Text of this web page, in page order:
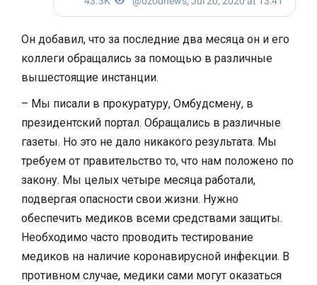
Он добавил, что за последние два месяца он и его
коллеги обращались за помощью в различные
вышестоящие инстанции.
– Мы писали в прокуратуру, Омбудсмену, в
президентский портал. Обращались в различные
газеты. Но это не дало никакого результата. Мы
требуем от правительство то, что нам положено по
закону. Мы целых четыре месяца работали,
подвергая опасности свои жизни. Нужно
обеспечить медиков всеми средствами защиты.
Необходимо часто проводить тестирование
медиков на наличие коронавирусной инфекции. В
противном случае, медики сами могут оказаться